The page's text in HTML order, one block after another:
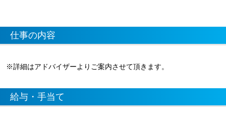
仕事の内容
※詳細はアドバイザーよりご案内させて頂きます。
給与・手当て